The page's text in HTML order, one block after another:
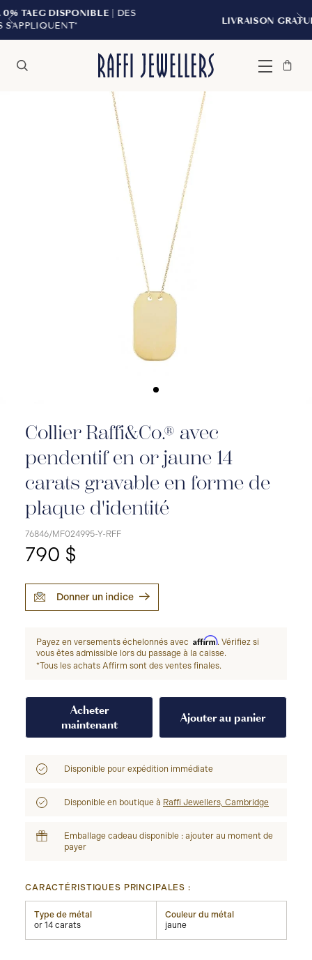
| DES
LIVRAISON GRATUITE À PARTIR DE
Menu
Sac
Fermer
Collier Raffi&Co.® avec
pendentif en or jaune 14
carats gravable en forme de
plaque d'identité
76846/MF024995-Y-RFF
790 $
Donner un indice
Payez en versements échelonnés avec Affirm. Vérifiez si
vous êtes admissible lors du passage à la caisse.
*Tous les achats Affirm sont des ventes finales.
Acheter
maintenant
Ajouter au panier
Disponible pour expédition immédiate
Disponible en boutique à Raffi Jewellers, Cambridge
Emballage cadeau disponible : ajouter au moment de
payer
CARACTÉRISTIQUES PRINCIPALES :
Type de métal
or 14 carats
Couleur du métal
jaune